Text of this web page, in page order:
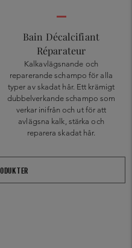
Bain Décalcifiant
Réparateur
Kalkavlägsnande och
reparerande schampo för alla
typer av skadat hår. Ett krämigt
dubbelverkande schampo som
verkar inifrån och ut för att
avlägsna kalk, stärka och
reparera skadat hår.